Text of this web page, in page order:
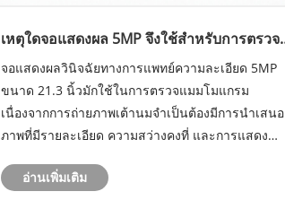
เหตุใดจอแสดงผล 5MP จึงใช้สำหรับการตรวจ
จอแสดงผลวินิจฉัยทางการแพทย์ความละเอียด 5MP
ขนาด 21.3 นิ้วมักใช้ในการตรวจแมมโมแกรม
เนื่องจากการถ่ายภาพเต้านมจำเป็นต้องมีการนำเสนอ
ภาพที่มีรายละเอียด ความสว่างคงที่ และการแสดง
การถ่ายภาพจริงช่วยให้โรงพยาบาลเลือกจอแสดงผล
อ่านเพิ่มเติม